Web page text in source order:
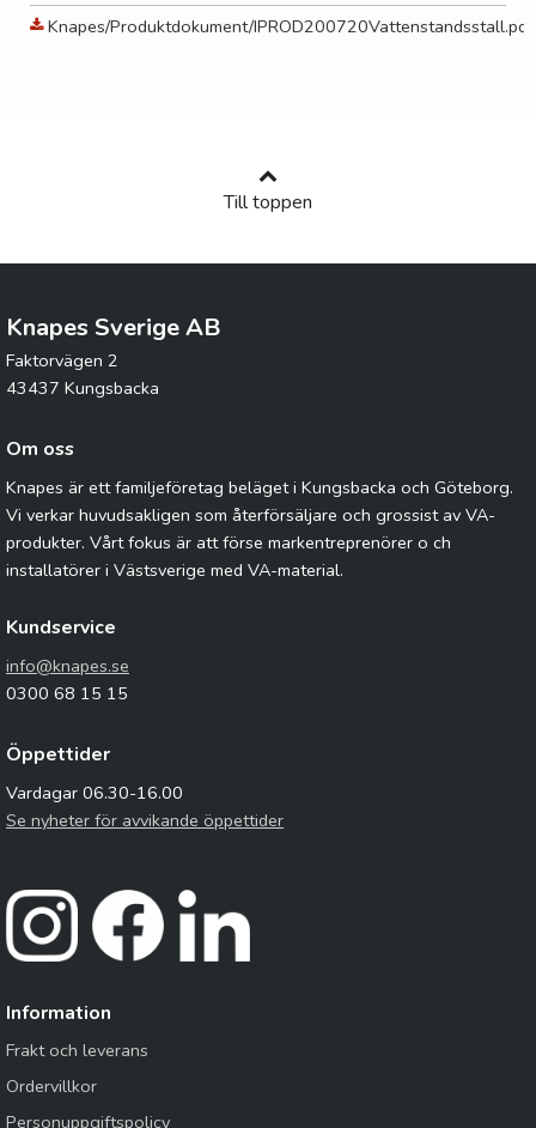
Knapes/Produktdokument/IPROD200720Vattenstandsstall.pdf
Till toppen
Knapes Sverige AB
Faktorvägen 2
43437 Kungsbacka
Om oss
Knapes är ett familjeföretag beläget i Kungsbacka och Göteborg.
Vi verkar huvudsakligen som återförsäljare och grossist av VA-
produkter. Vårt fokus är att förse markentreprenörer o ch
installatörer i Västsverige med VA-material.
Kundservice
info@knapes.se
0300 68 15 15
Öppettider
Vardagar 06.30-16.00
Se nyheter för avvikande öppettider
Information
Frakt och leverans
Ordervillkor
Personuppgiftspolicy